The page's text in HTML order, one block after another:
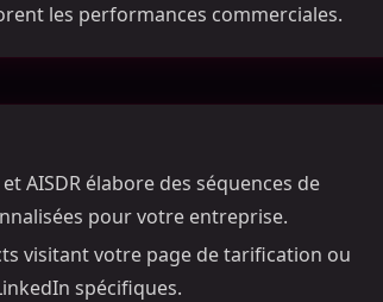
les performances commerciales.
AISDR élabore des séquences de
pour votre entreprise.
visitant votre page de tarification ou
spécifiques.